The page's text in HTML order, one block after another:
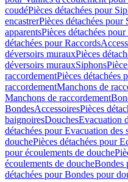
coudéPièces détachées pour
encastrerPièces détachées pour
apparentsPièces détachées
détachées pour Raccords
déversoirs murauxPièces
déversoirs murauxSiphons
raccordementPièces détachées
raccordementManchons de
Manchons de raccordement
BondesAccessoiresPièces
baignoiresDouchesEvacuation
détachées pour Evacuation des
douchePièces détachées pour
pour écoulements de douche
écoulements de doucheBondes
détachées pour Bondes pour